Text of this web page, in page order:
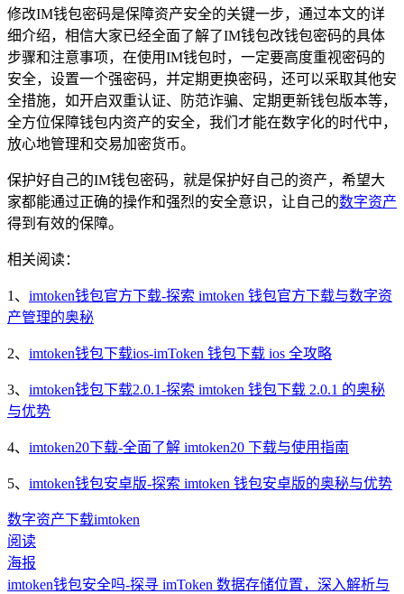
修改IM钱包密码是保障资产安全的关键一步，通过本文的详
细介绍，相信大家已经全面了解了IM钱包改钱包密码的具体
步骤和注意事项，在使用IM钱包时，一定要高度重视密码的
安全，设置一个强密码，并定期更换密码，还可以采取其他安
全措施，如开启双重认证、防范诈骗、定期更新钱包版本等，
全方位保障钱包内资产的安全，我们才能在数字化的时代中，
放心地管理和交易加密货币。
保护好自己的IM钱包密码，就是保护好自己的资产，希望大
家都能通过正确的操作和强烈的安全意识，让自己的数字资产
得到有效的保障。
相关阅读：
1、 imtoken钱包官方下载-探索 imtoken 钱包官方下载与数字资
产管理的奥秘
2、 imtoken钱包下载ios-imToken 钱包下载 ios 全攻略
3、 imtoken钱包下载2.0.1-探索 imtoken 钱包下载 2.0.1 的奥秘
与优势
4、 imtoken20下载-全面了解 imtoken20 下载与使用指南
5、 imtoken钱包安卓版-探索 imtoken 钱包安卓版的奥秘与优势
数字资产下载imtoken
阅读
海报
imtoken钱包安全吗-探寻 imToken 数据存储位置，深入解析与